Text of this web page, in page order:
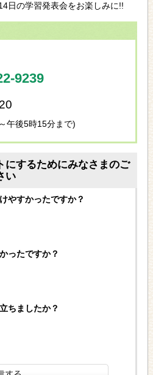
日の学習発表会をお楽しみに!!
9239
午後5時15分まで)
にするためにみなさまのご
い
やすかったですか？
ったですか？
ちましたか？